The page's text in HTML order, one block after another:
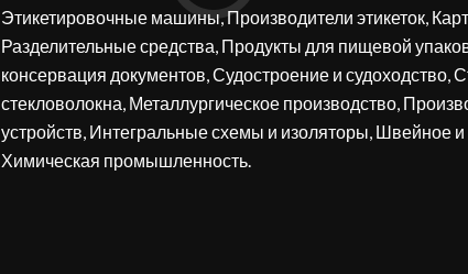
Этикетировочные машины, Производители этикеток,
Разделительные средства, Продукты для пищевой
консервация документов, Судостроение и судоходство,
стекловолокна, Металлургическое производство,
устройств, Интегральные схемы и изоляторы, Швейное
Химическая промышленность.